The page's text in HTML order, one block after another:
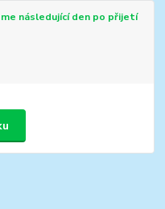
následující den po přijetí